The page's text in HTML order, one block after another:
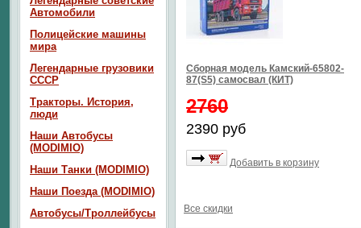
Сборная модель Камский-65802-
87(S5) самосвал (КИТ)
2760
2390 руб
Добавить в корзину
Все скидки
Автомобили
Полицейские машины
мира
Легендарные грузовики
СССР
Тракторы. История,
люди
Наши Автобусы
(MODIMIO)
Наши Танки (MODIMIO)
Наши Поезда (MODIMIO)
Автобусы/Троллейбусы